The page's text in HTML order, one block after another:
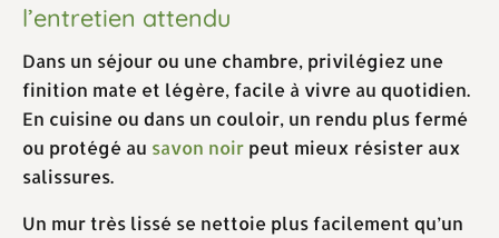
l’entretien attendu
Dans un séjour ou une chambre, privilégiez une
finition mate et légère, facile à vivre au quotidien.
En cuisine ou dans un couloir, un rendu plus fermé
ou protégé au savon noir peut mieux résister aux
salissures.
Un mur très lissé se nettoie plus facilement qu’un